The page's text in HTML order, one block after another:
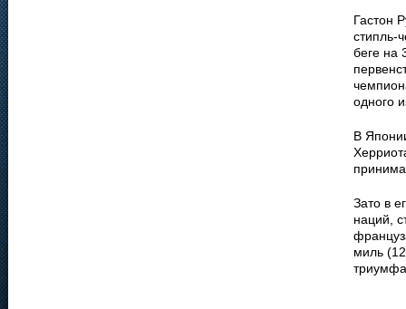
Гастон
стипль-
беге на
одного
В
Зато в
наций,
миль